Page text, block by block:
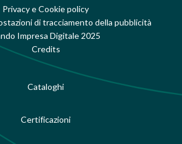
Privacy e Cookie policy
di tracciamento della pubblicità
Impresa Digitale 2025
Credits
Cataloghi
Certificazioni